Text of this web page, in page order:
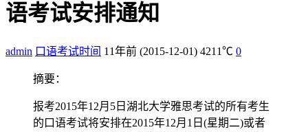
语考试安排通知
admin 口语考试时间 11年前 (2015-12-01) 4211℃ 0
摘要：
报考2015年12月5日湖北大学雅思考试的所有考生
的口语考试将安排在2015年12月1日(星期二)或者